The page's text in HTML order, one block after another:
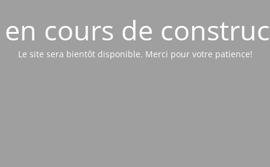
cours de
Le site sera bientôt disponible. Merci pour votre patience!